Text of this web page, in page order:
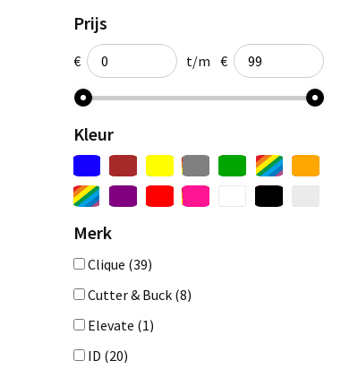
Prijs
€ t/m €
Kleur
Merk
Clique (39)
Cutter & Buck (8)
Elevate (1)
ID (20)